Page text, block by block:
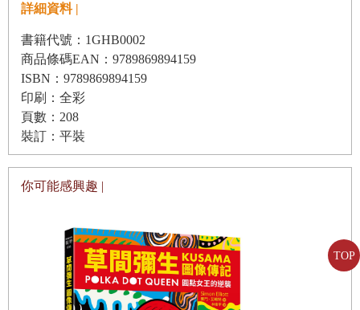
TOP
‧均等面積‧高面積‧極端面積對比的設計特徵
‧看美術史中的比例變化
‧動態設計與靜態設計
‧重量的位置：重頭＆重尾
‧刺激情緒的壓力調節
PART 2 單純的美麗
‧利用空間深淺創造距離感
‧視覺強調
‧連結感與分離感
詳細資料 |
書籍代號：1GHB0002
商品條碼EAN：9789869894159
ISBN：9789869894159
印刷：全彩
頁數：208
裝訂：平裝
你可能感興趣 |